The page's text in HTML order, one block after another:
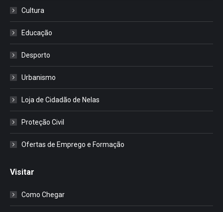
Cultura
Educação
Desporto
Urbanismo
Loja de Cidadão de Nelas
Proteção Civil
Ofertas de Emprego e Formação
Visitar
Como Chegar